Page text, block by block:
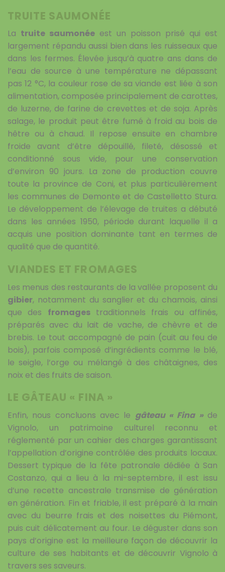
TRUITE SAUMONÉE
La truite saumonée est un poisson prisé qui est
largement répandu aussi bien dans les ruisseaux que
dans les fermes. Élevée jusqu’à quatre ans dans de
l’eau de source à une température ne dépassant
pas 12 °C, la couleur rose de sa viande est liée à son
alimentation, composée principalement de carottes,
de luzerne, de farine de crevettes et de soja. Après
salage, le produit peut être fumé à froid au bois de
hêtre ou à chaud. Il repose ensuite en chambre
froide avant d’être dépouillé, fileté, désossé et
conditionné sous vide, pour une conservation
d’environ 90 jours. La zone de production couvre
toute la province de Coni, et plus particulièrement
les communes de Demonte et de Castelletto Stura.
Le développement de l’élevage de truites a débuté
dans les années 1950, période durant laquelle il a
acquis une position dominante tant en termes de
qualité que de quantité.
VIANDES ET FROMAGES
Les menus des restaurants de la vallée proposent du
gibier, notamment du sanglier et du chamois, ainsi
que des fromagestraditionnels frais ou affinés,
préparés avec du lait de vache, de chèvre et de
brebis. Le tout accompagné de pain (cuit au feu de
bois), parfois composé d’ingrédients comme le blé,
le seigle, l’orge ou mélangé à des châtaignes, des
noix et des fruits de saison.
LE GÂTEAU « FINA »
Enfin, nous concluons avec le gâteau « Fina »de
Vignolo, un patrimoine culturel reconnu et
réglementé par un cahier des charges garantissant
l’appellation d’origine contrôlée des produits locaux.
Dessert typique de la fête patronale dédiée à San
Costanzo, qui a lieu à la mi-septembre, il est issu
d’une recette ancestrale transmise de génération
en génération. Fin et friable, il est préparé à la main
avec du beurre frais et des noisettes du Piémont,
puis cuit délicatement au four. Le déguster dans son
pays d’origine est la meilleure façon de découvrir la
culture de ses habitants et de découvrir Vignolo à
travers ses saveurs.